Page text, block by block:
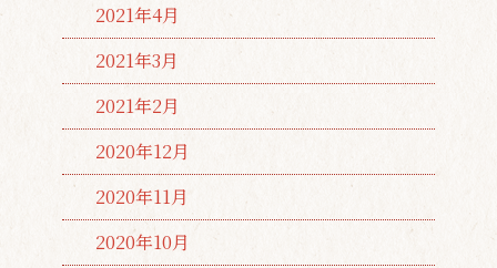
2021年4月
2021年3月
2021年2月
2020年12月
2020年11月
2020年10月